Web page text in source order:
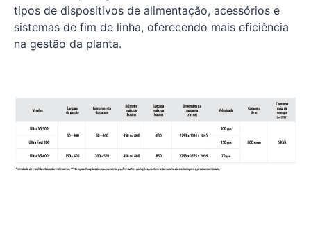
tipos de dispositivos de alimentação, acessórios e
sistemas de fim de linha, oferecendo mais eficiência
na gestão da planta.